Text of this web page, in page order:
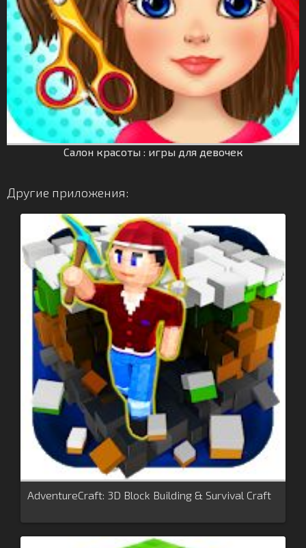
Салон красоты : игры для девочек
Другие приложения:
AdventureCraft: 3D Block Building & Survival Craft